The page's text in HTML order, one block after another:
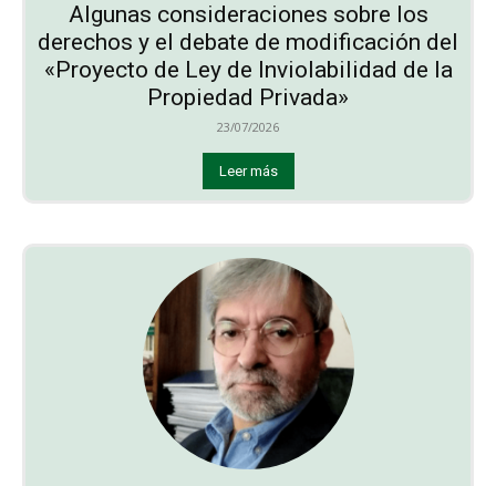
Algunas consideraciones sobre los
derechos y el debate de modificación del
«Proyecto de Ley de Inviolabilidad de la
Propiedad Privada»
23/07/2026
Leer más